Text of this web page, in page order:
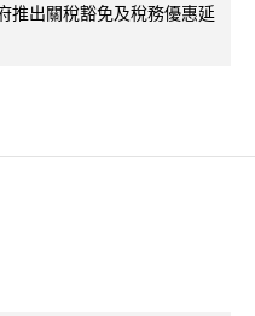
推出關稅豁免及稅務優惠延